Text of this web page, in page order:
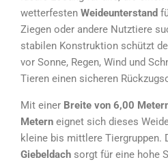
wetterfesten Weideunterstand
Ziegen oder andere Nutztiere
stabilen Konstruktion schützt
vor Sonne, Regen, Wind und
Tieren einen sicheren
Mit einer Breite von 6,00
Metern eignet sich dieses
kleine bis mittlere Tiergruppen.
Giebeldach sorgt für eine hohe